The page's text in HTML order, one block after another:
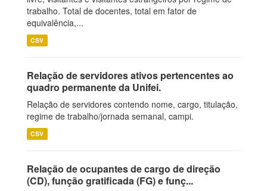
trabalho. Total de docentes, total em fator de
equivalência,...
CSV
Relação de servidores ativos pertencentes ao
quadro permanente da Unifei.
Relação de servidores contendo nome, cargo, titulação,
regime de trabalho/jornada semanal, campi.
CSV
Relação de ocupantes de cargo de direção
(CD), função gratificada (FG) e funç...